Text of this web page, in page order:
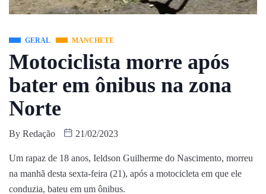
GERAL MANCHETE
Motociclista morre após
bater em ônibus na zona
Norte
By Redação 21/02/2023
Um rapaz de 18 anos, Ieldson Guilherme do Nascimento, morreu
na manhã desta sexta-feira (21), após a motocicleta em que ele
conduzia, bateu em um ônibus.